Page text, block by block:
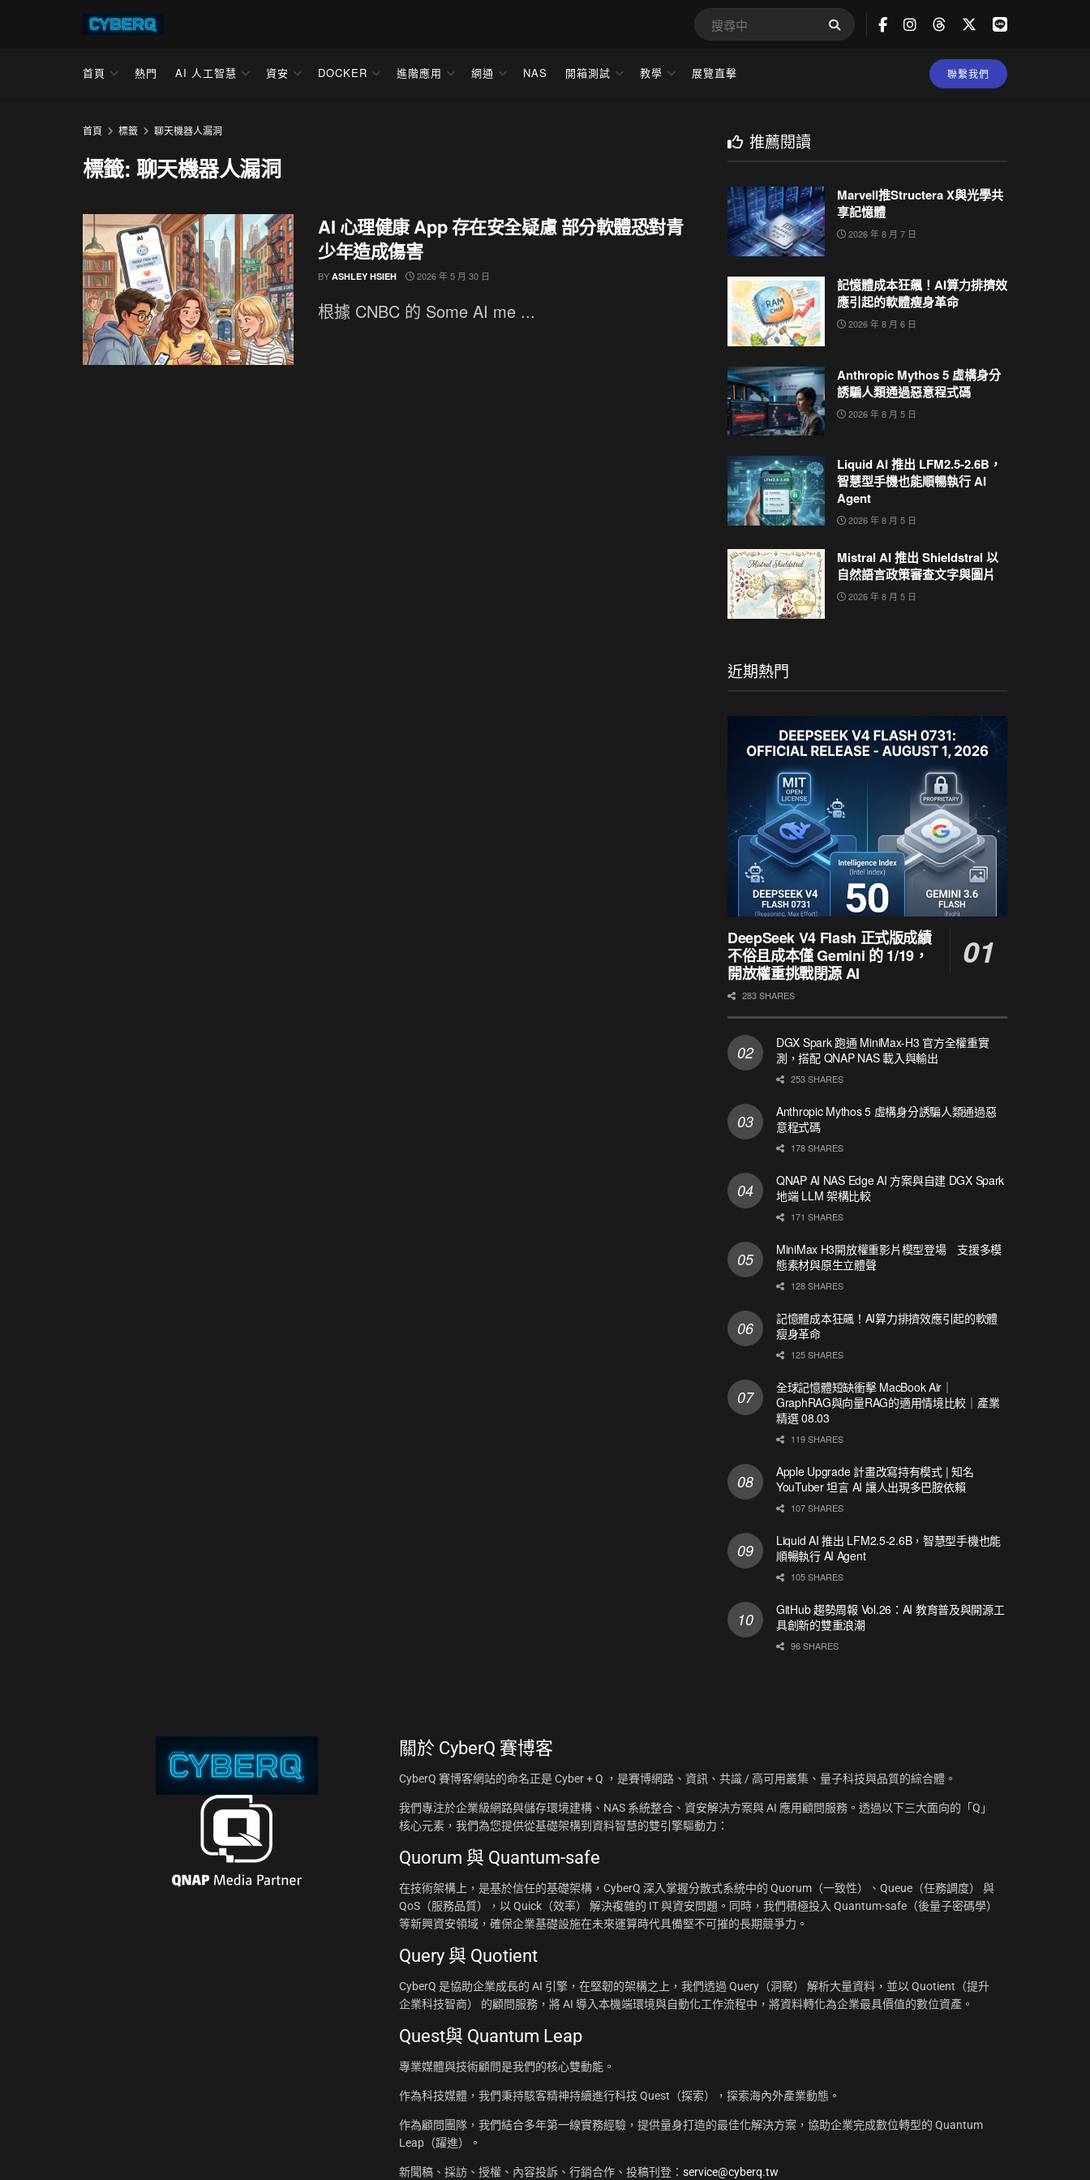
首頁 熱門 AI 人工智慧 資安 DOCKER 進階應用 網通 NAS 開箱測試 教學 展覽直擊 聯繫我們
首頁 標籤 聊天機器人漏洞
標籤: 聊天機器人漏洞
AI 心理健康 App 存在安全疑慮 部分軟體恐對青
少年造成傷害
BY ASHLEY HSIEH 2026 年 5 月 30 日
根據 CNBC 的 Some AI me ...
推薦閱讀
Marvell推Structera X與光學共
享記憶體
2026 年 8 月 7 日
記憶體成本狂飆！AI算力排擠效
應引起的軟體瘦身革命
2026 年 8 月 6 日
Anthropic Mythos 5 虛構身分
誘騙人類通過惡意程式碼
2026 年 8 月 5 日
Liquid AI 推出 LFM2.5-2.6B，
智慧型手機也能順暢執行 AI
Agent
2026 年 8 月 5 日
Mistral AI 推出 Shieldstral 以
自然語言政策審查文字與圖片
2026 年 8 月 5 日
近期熱門
DeepSeek V4 Flash 正式版成績
不俗且成本僅 Gemini 的 1/19，
開放權重挑戰閉源 AI
283 SHARES
DGX Spark 跑通 MiniMax-H3 官方全權重實
測，搭配 QNAP NAS 載入與輸出
253 SHARES
Anthropic Mythos 5 虛構身分誘騙人類通過惡
意程式碼
178 SHARES
QNAP AI NAS Edge AI 方案與自建 DGX Spark
地端 LLM 架構比較
171 SHARES
MiniMax H3開放權重影片模型登場 支援多模
態素材與原生立體聲
128 SHARES
記憶體成本狂飆！AI算力排擠效應引起的軟體
瘦身革命
125 SHARES
全球記憶體短缺衝擊 MacBook Air｜
GraphRAG與向量RAG的適用情境比較｜產業
精選 08.03
119 SHARES
Apple Upgrade 計畫改寫持有模式 | 知名
YouTuber 坦言 AI 讓人出現多巴胺依賴
107 SHARES
Liquid AI 推出 LFM2.5-2.6B，智慧型手機也能
順暢執行 AI Agent
105 SHARES
GitHub 趨勢周報 Vol.26：AI 教育普及與開源工
具創新的雙重浪潮
96 SHARES
關於 CyberQ 賽博客
CyberQ 賽博客網站的命名正是 Cyber + Q ，是賽博網路、資訊、共識 / 高可用叢集、量子科技與品質的綜合體。
我們專注於企業級網路與儲存環境建構、NAS 系統整合、資安解決方案與 AI 應用顧問服務。透過以下三大面向的「Q」
核心元素，我們為您提供從基礎架構到資料智慧的雙引擎驅動力：
Quorum 與 Quantum-safe
在技術架構上，是基於信任的基礎架構，CyberQ 深入掌握分散式系統中的 Quorum（一致性）、Queue（任務調度） 與
QoS（服務品質），以 Quick（效率） 解決複雜的 IT 與資安問題。同時，我們積極投入 Quantum-safe（後量子密碼學）
等新興資安領域，確保企業基礎設施在未來運算時代具備堅不可摧的長期競爭力。
Query 與 Quotient
CyberQ 是協助企業成長的 AI 引擎，在堅韌的架構之上，我們透過 Query（洞察） 解析大量資料，並以 Quotient（提升
企業科技智商） 的顧問服務，將 AI 導入本機端環境與自動化工作流程中，將資料轉化為企業最具價值的數位資產。
Quest與 Quantum Leap
專業媒體與技術顧問是我們的核心雙動能。
作為科技媒體，我們秉持駭客精神持續進行科技 Quest（探索），探索海內外產業動態。
作為顧問團隊，我們結合多年第一線實務經驗，提供量身打造的最佳化解決方案，協助企業完成數位轉型的 Quantum
Leap（躍進）。
新聞稿、採訪、授權、內容投訴、行銷合作、投稿刊登： service@cyberq.tw